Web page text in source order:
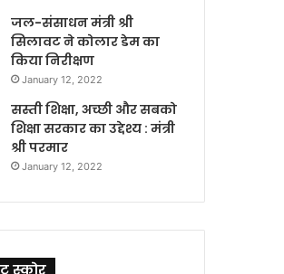
जल-संसाधन मंत्री श्री
सिलावट ने कोलार डेम का
किया निरीक्षण
January 12, 2022
सस्ती शिक्षा, अच्छी और सबको
शिक्षा सरकार का उद्देश्य : मंत्री
श्री परमार
January 12, 2022
स्कोर